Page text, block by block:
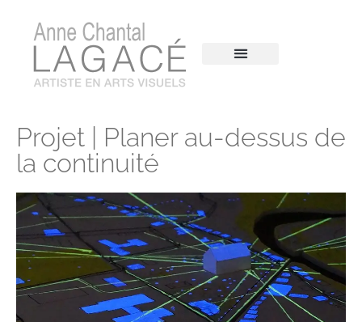
Projet | Planer au-dessus de
la continuité